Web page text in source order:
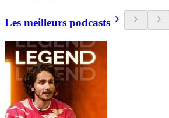
Les meilleurs podcasts